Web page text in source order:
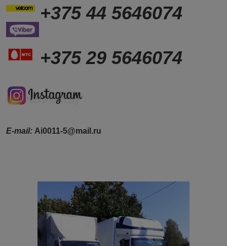
+375 44 5646074
+375 29 5646074
Е-mail: Ai0011-5@mail.ru